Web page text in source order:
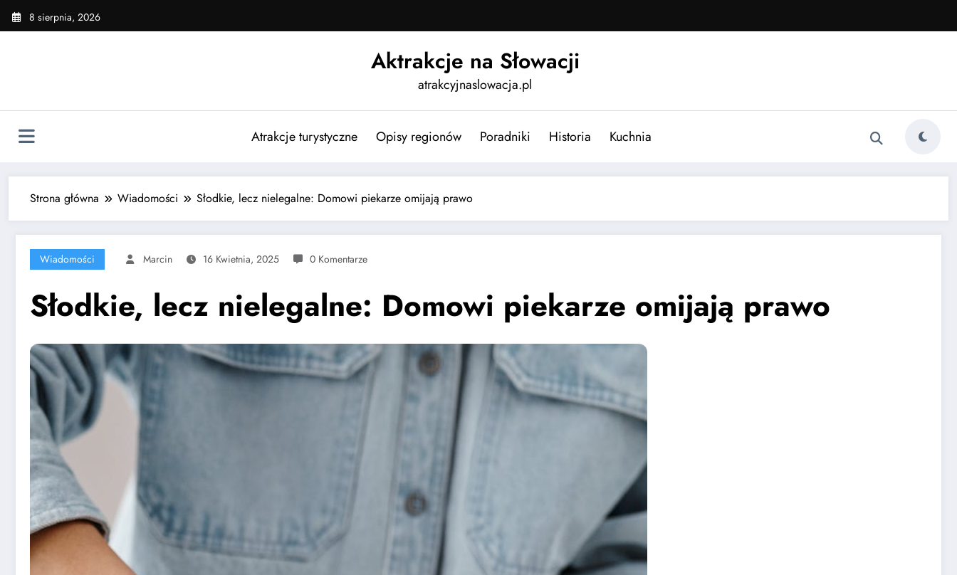
Skip
8 sierpnia, 2026
Aktrakcje na Słowacji
atrakcyjnaslowacja.pl
Atrakcje turystyczne Opisy regionów Poradniki Historia Kuchnia
Strona główna Wiadomości Słodkie, lecz nielegalne: Domowi piekarze omijają prawo
Wiadomości Marcin 16 Kwietnia, 2025 0 Komentarze
Słodkie, lecz nielegalne: Domowi piekarze omijają prawo